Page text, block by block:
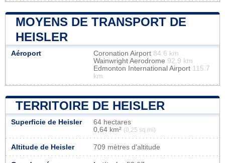
MOYENS DE TRANSPORT DE
HEISLER
Aéroport Coronation Airport 84.6 km
Wainwright Aerodrome 92.9 km
Edmonton International Airport 115.7
km
TERRITOIRE DE HEISLER
Superficie de Heisler
64 hectares
0,64 km² (0,25 sq mi)
Altitude de Heisler 709 mètres d'altitude